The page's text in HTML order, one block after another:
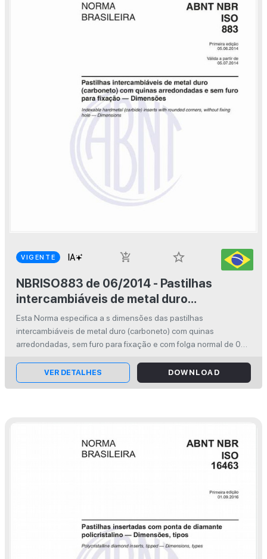
VIGENTE add_shopping_cart
star_border
NBRISO883 de 06/2014 - Pastilhas
intercambiáveis de metal duro
(carboneto) com quinas arredondadas e
sem furo para fixação — Dimensões
Esta Norma especifica a s dimensões das pastilhas
intercambiáveis de metal duro (carboneto) com quinas
arredondadas, sem furo para fixação e com folga normal de 0º
principalmente para montagem, fixando...
VER DETALHES DOWNLOAD